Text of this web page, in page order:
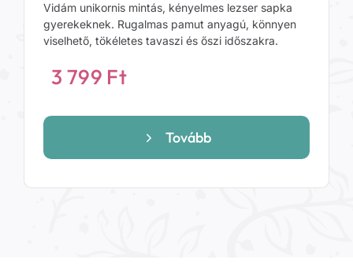
Vidám unikornis mintás, kényelmes lezser sapka
gyerekeknek. Rugalmas pamut anyagú, könnyen
viselhető, tökéletes tavaszi és őszi időszakra.
3 799 Ft
Tovább